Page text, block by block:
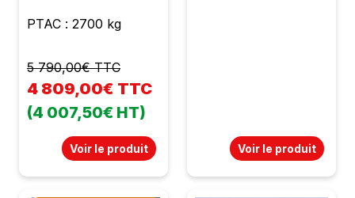
PTAC : 2700 kg
5 790,00€ TTC
4 809,00€ TTC
(4 007,50€ HT)
Voir le produit Voir le produit